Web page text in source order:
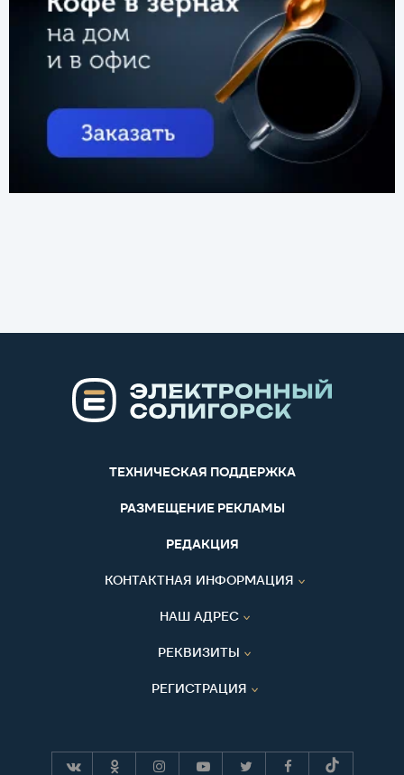
ТЕХНИЧЕСКАЯ ПОДДЕРЖКА
РАЗМЕЩЕНИЕ РЕКЛАМЫ
РЕДАКЦИЯ
КОНТАКТНАЯ ИНФОРМАЦИЯ
НАШ АДРЕС
РЕКВИЗИТЫ
РЕГИСТРАЦИЯ